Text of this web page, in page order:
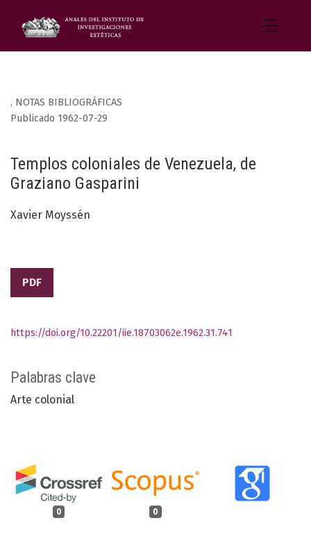
, NOTAS BIBLIOGRÁFICAS
Templos coloniales de Venezuela, de
Graziano Gasparini
Publicado 1962-07-29
Xavier Moyssén
PDF
Palabras clave
Arte colonial
0 0
https://doi.org/10.22201/iie.18703062e.1962.31.741